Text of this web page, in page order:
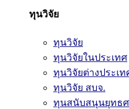
ทุนวิจัย
ทุนวิจัย
ทุนวิจัยในประเทศ
ทุนวิจัยต่างประเท
ทุนวิจัย สบจ.
ทุนสนับสนุนยุทธศ